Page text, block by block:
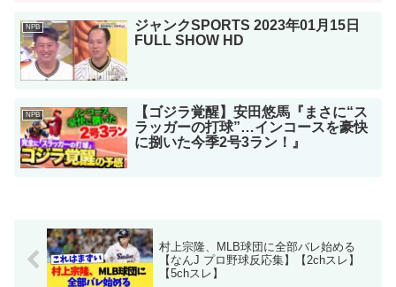
NPB
ジャンクSPORTS 2023年01月15日
FULL SHOW HD
NPB
【ゴジラ覚醒】安田悠馬『まさに“ス
ラッガーの打球”…インコースを豪快
に捌いた今季2号3ラン！』
村上宗隆、MLB球団に全部バレ始める
【なんJ プロ野球反応集】【2chスレ】
【5chスレ】